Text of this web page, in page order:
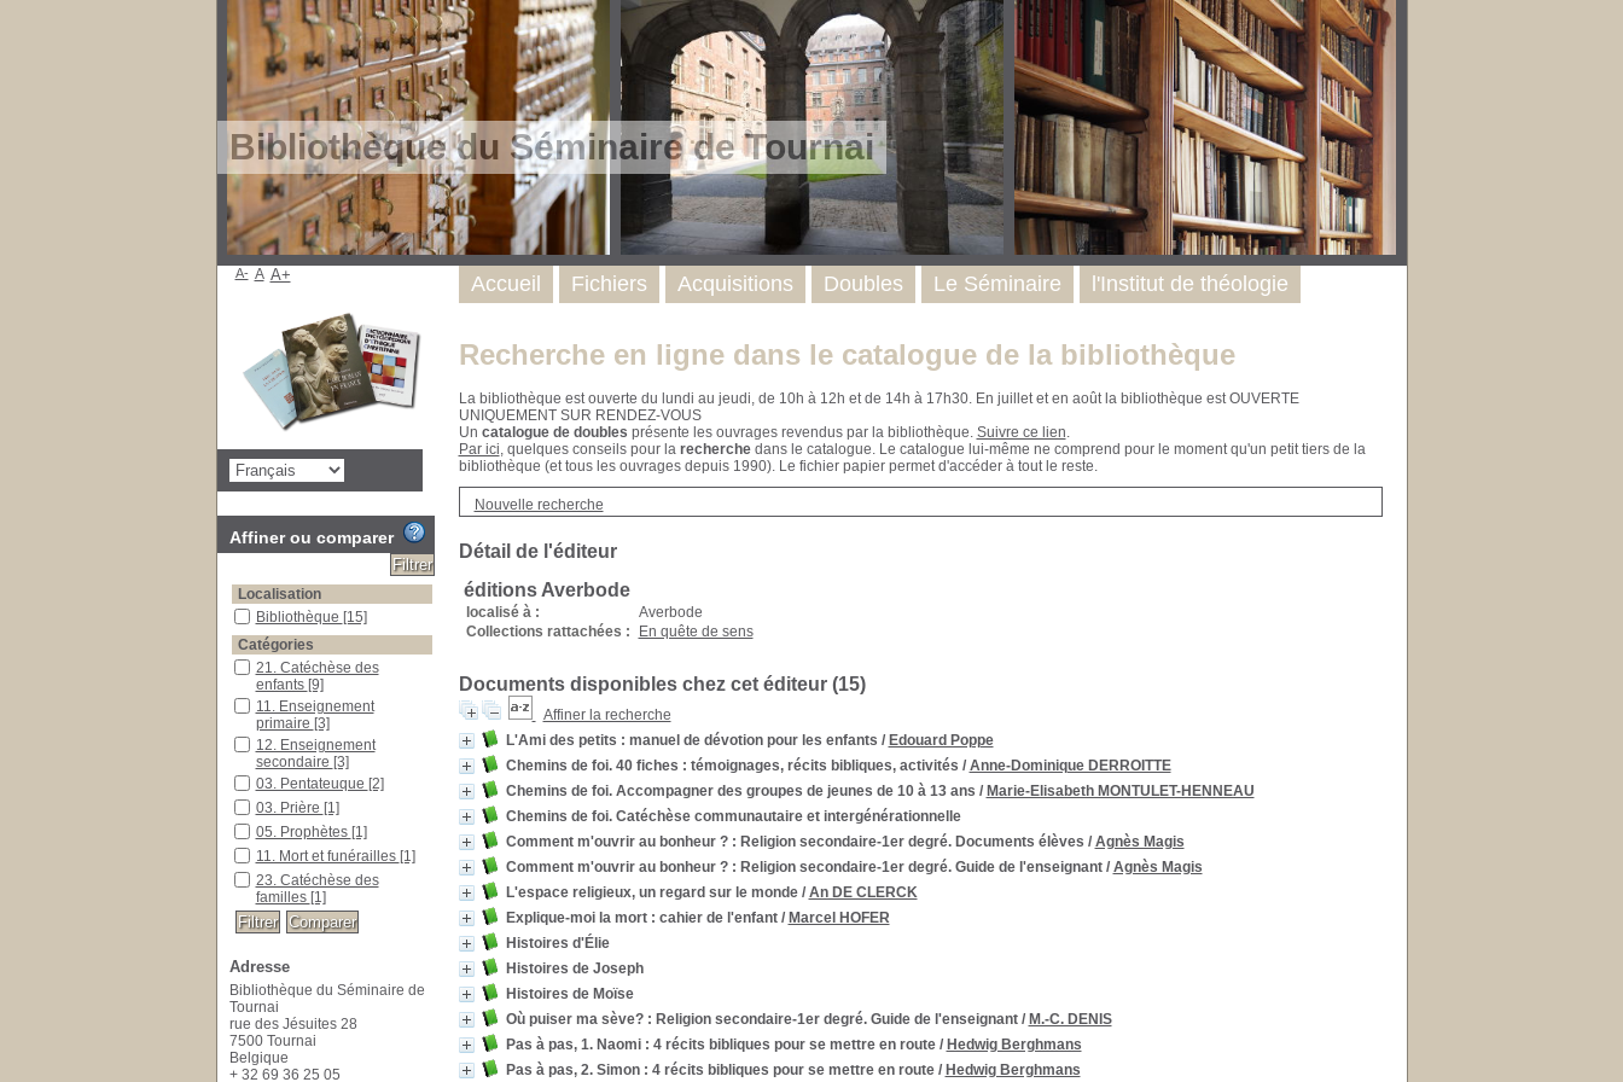
Bibliothèque du Séminaire de Tournai
Recherche en ligne dans le catalogue de la bibliothèque
La bibliothèque est ouverte du lundi au jeudi, de 10h à 12h et de 14h à 17h30. En juillet et en août la bibliothèque est OUVERTE
UNIQUEMENT SUR RENDEZ-VOUS
Un catalogue de doubles présente les ouvrages revendus par la bibliothèque. Suivre ce lien.
Par ici, quelques conseils pour la recherchedans le catalogue. Le catalogue lui-même ne comprend pour le moment qu'un petit tiers de la
bibliothèque (et tous les ouvrages depuis 1990). Le fichier papier permet d'accéder à tout le reste.
Nouvelle recherche
Détail de l'éditeur
éditions Averbode
localisé à :
Averbode
Collections rattachées :
En quête de sens
Documents disponibles chez cet éditeur (15)
Affiner la recherche
L'Ami des petits : manuel de dévotion pour les enfants / Edouard Poppe
Chemins de foi. 40 fiches : témoignages, récits bibliques, activités / Anne-Dominique DERROITTE
Chemins de foi. Accompagner des groupes de jeunes de 10 à 13 ans / Marie-Elisabeth MONTULET-HENNEAU
Chemins de foi. Catéchèse communautaire et intergénérationnelle
Comment m'ouvrir au bonheur ?: Religion secondaire-1er degré. Documents élèves / Agnès Magis
Comment m'ouvrir au bonheur ?: Religion secondaire-1er degré. Guide de l'enseignant/ Agnès Magis
L'espace religieux, un regard sur le monde/ An DE CLERCK
Explique-moi la mort : cahier de l'enfant/ Marcel HOFER
Histoires d'Élie
Histoires de Joseph
Histoires de Moïse
Où puiser ma sève?: Religion secondaire-1er degré. Guide de l'enseignant/ M.-C. DENIS
Pas à pas, 1. Naomi: 4 récits bibliques pour se mettre en route/ Hedwig Berghmans
Pas à pas, 2. Simon: 4 récits bibliques pour se mettre en route/ Hedwig Berghmans
Accueil Fichiers Acquisitions Doubles Le Séminaire l'Institut de théologie
A- A A+
Affiner ou comparer
Localisation
Bibliothèque [15]
Catégories
21. Catéchèse des
enfants [9]
11. Enseignement
primaire [3]
12. Enseignement
secondaire [3]
03. Pentateuque [2]
03. Prière [1]
05. Prophètes [1]
11. Mort et funérailles [1]
23. Catéchèse des
familles [1]
Adresse
Bibliothèque du Séminaire de
Tournai
rue des Jésuites 28
7500 Tournai
Belgique
+ 32 69 36 25 05